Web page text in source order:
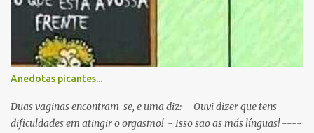
Anedotas picantes...
Duas vaginas encontram-se, e uma diz: - Ouvi dizer que tens
dificuldades em atingir o orgasmo! - Isso são as más línguas! ----